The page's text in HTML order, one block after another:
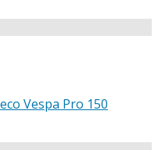
Vespa Pro 150